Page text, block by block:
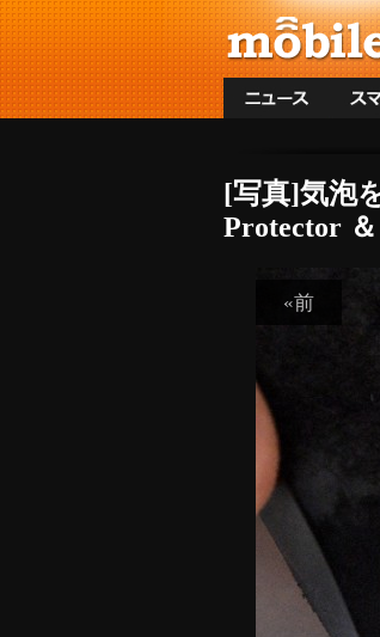
[写真]気泡
Protector ＆
«前